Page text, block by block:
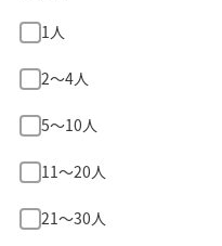
1人
2〜4人
5〜10人
11〜20人
21〜30人